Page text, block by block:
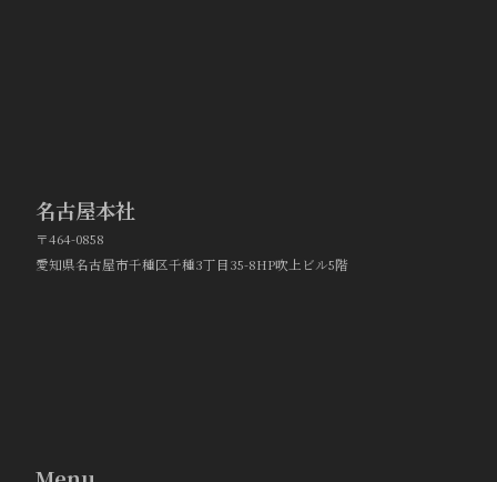
名古屋本社
〒464-0858
愛知県名古屋市千種区千種3丁目35-8HP吹上ビル5階